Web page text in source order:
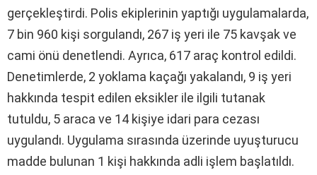
gerçekleştirdi. Polis ekiplerinin yaptığı uygulamalarda,
7 bin 960 kişi sorgulandı, 267 iş yeri ile 75 kavşak ve
cami önü denetlendi. Ayrıca, 617 araç kontrol edildi.
Denetimlerde, 2 yoklama kaçağı yakalandı, 9 iş yeri
hakkında tespit edilen eksikler ile ilgili tutanak
tutuldu, 5 araca ve 14 kişiye idari para cezası
uygulandı. Uygulama sırasında üzerinde uyuşturucu
madde bulunan 1 kişi hakkında adli işlem başlatıldı.